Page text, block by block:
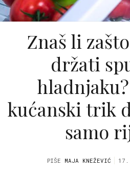
Znaš li
držati
kućanski trik
samo
PIŠE MAJA KNEŽEVIĆ 17.